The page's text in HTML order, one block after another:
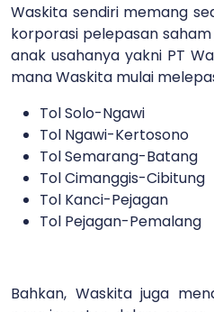
Waskita sendiri memang
korporasi pelepasan
anak usahanya yakni PT
mana Waskita mulai
Tol Solo-Ngawi
Tol Ngawi-Kertosono
Tol Semarang-Batang
Tol Cimanggis-Cibitung
Tol Kanci-Pejagan
Tol Pejagan-Pemalang
Bahkan, Waskita juga